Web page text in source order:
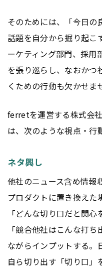
そのためには、「今日の
話題を自分から掘り起こ
ーケティング部門、採用
を張り巡らし、なおかつ
くための行動も欠かせま
ferretを運営する株式会
は、次のような視点・行
ネタ興し
他社のニュース含め情報
プロダクトに置き換えた
「どんな切り口だと関心
「競合他社はこんな打
ながらインプットする。
自ら切り出す「切り口」